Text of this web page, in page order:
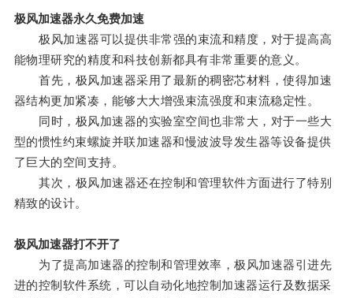
极风加速器永久免费加速
极风加速器可以提供非常强的束流和精度，对于提高高
能物理研究的精度和科技创新都具有非常重要的意义。
首先，极风加速器采用了最新的稠密芯材料，使得加速
器结构更加紧凑，能够大大增强束流强度和束流稳定性。
同时，极风加速器的实验室空间也非常大，对于一些大
型的惯性约束螺旋并联加速器和慢波波导发生器等设备提供
了巨大的空间支持。
其次，极风加速器还在控制和管理软件方面进行了特别
精致的设计。
极风加速器打不开了
为了提高加速器的控制和管理效率，极风加速器引进先
进的控制软件系统，可以自动化地控制加速器运行及数据采